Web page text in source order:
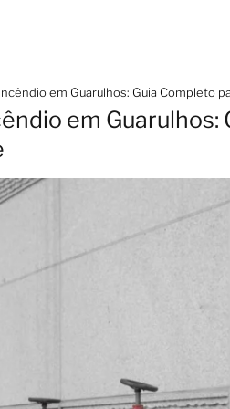
em Guarulhos: Guia Completo
em